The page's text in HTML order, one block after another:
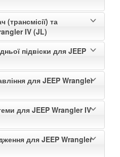
(трансмісії) та
IV (JL)
підвіски для JEEP
для JEEP Wrangler
для JEEP Wrangler IV
для JEEP Wrangler